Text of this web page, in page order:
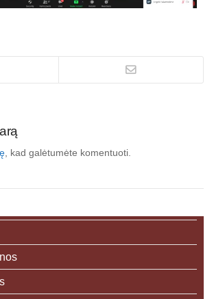
, kad galėtumėte komentuoti.